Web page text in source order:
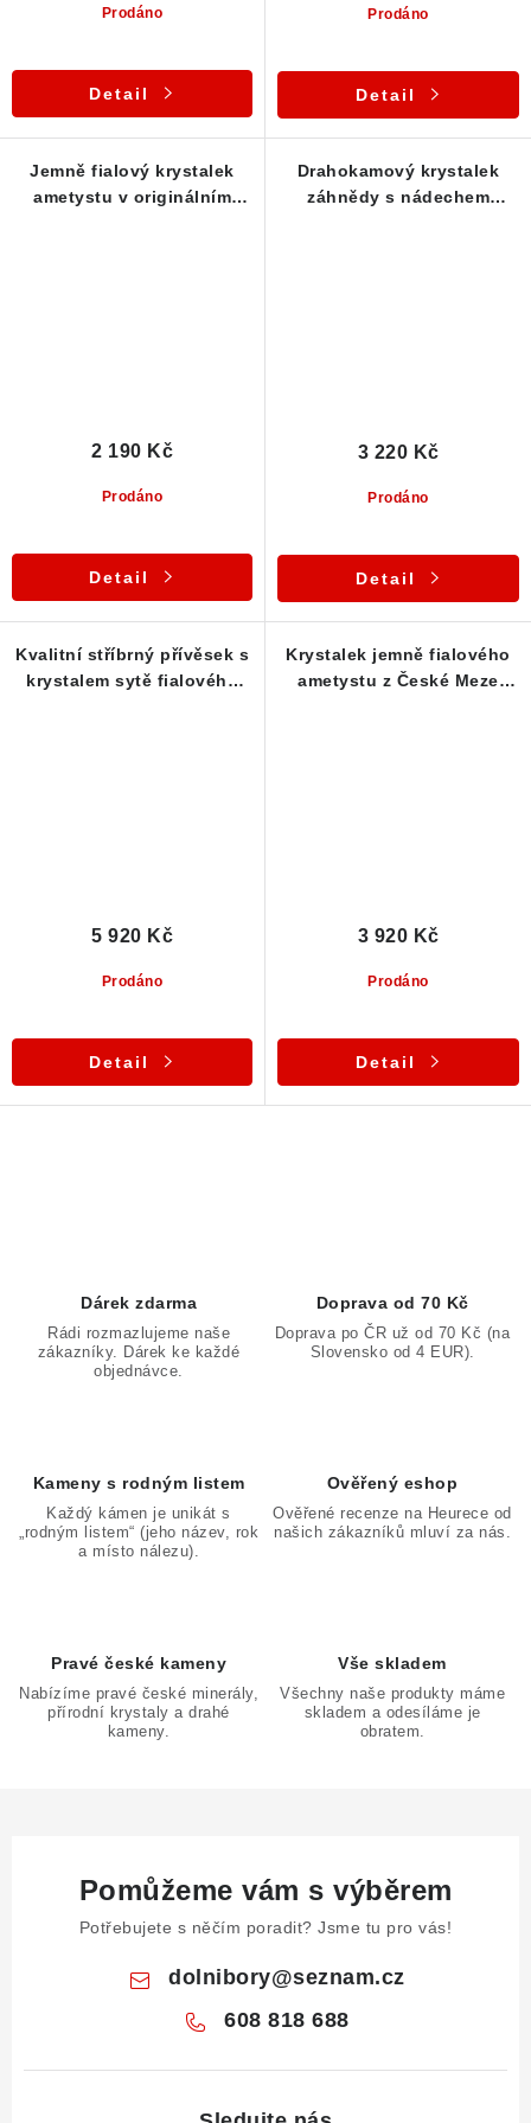
Prodáno
Detail
Prodáno
Detail
Jemně fialový krystalek
ametystu v originálním
Prodáno
2 190 Kč
Detail
Drahokamový krystalek
záhnědy s nádechem
Prodáno
3 220 Kč
Detail
Kvalitní stříbrný přívěsek s
krystalem sytě fialového
Prodáno
5 920 Kč
Detail
Krystalek jemně fialového
ametystu z České Meze
Prodáno
3 920 Kč
Detail
y
s
Dárek zdarma
Rádi rozmazlujeme naše
zákazníky. Dárek ke každé
objednávce.
Doprava od 70 Kč
Doprava po ČR už od 70 Kč (na
Slovensko od 4 EUR).
Kameny s rodným listem
Každý kámen je unikát s
„rodným listem“ (jeho název, rok
a místo nálezu).
Ověřený eshop
Ověřené recenze na Heurece od
našich zákazníků mluví za nás.
Pravé české kameny
Nabízíme pravé české minerály,
přírodní krystaly a drahé
kameny.
Vše skladem
Všechny naše produkty máme
skladem a odesíláme je
obratem.
Pomůžeme vám s výběrem
Potřebujete s něčím poradit? Jsme tu pro vás!
dolnibory@seznam.cz
608 818 688